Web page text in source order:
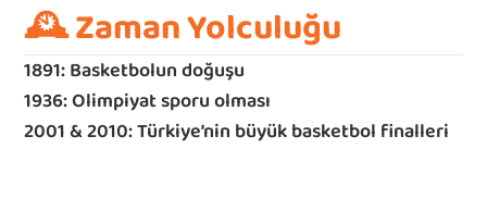
🕰️ Zaman Yolculuğu
1891: Basketbolun doğuşu
1936: Olimpiyat sporu olması
2001 & 2010: Türkiye’nin büyük basketbol finalleri